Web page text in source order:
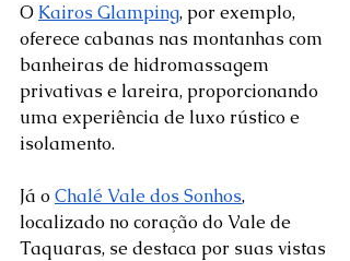
O Kairos Glamping, por exemplo,
oferece cabanas nas montanhas com
banheiras de hidromassagem
privativas e lareira, proporcionando
uma experiência de luxo rústico e
isolamento.
Já o Chalé Vale dos Sonhos,
localizado no coração do Vale de
Taquaras, se destaca por suas vistas